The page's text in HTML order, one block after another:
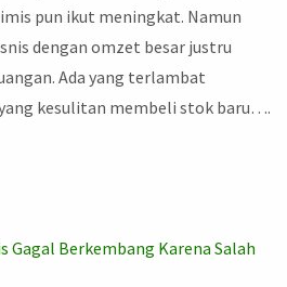
pun ikut meningkat. Namun
dengan omzet besar justru
Ada yang terlambat
kesulitan membeli stok baru….